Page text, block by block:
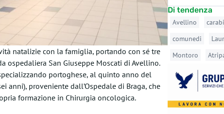
natalizie con la famiglia, portando con sé tre
ospedaliera San Giuseppe Moscati di Avellino.
portoghese, al quinto anno del
anni), proveniente dall’Ospedale di Braga, che
formazione in Chirurgia oncologica.
Di tendenza
Avellino
comunedi
Montoro